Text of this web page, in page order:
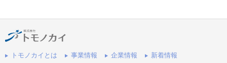
トモノカイとは 事業情報 企業情報
新着情報